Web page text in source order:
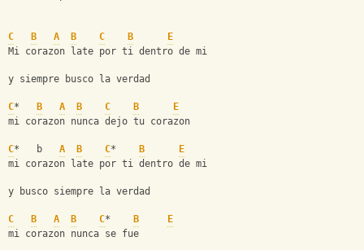
C B A B C B
E
Mi corazon late por ti dentro de mi
y siempre busco la verdad
C* B A B C B
E
mi corazon nunca dejo tu corazon
C*   b A B C* B
E
mi corazon late por ti dentro de mi
y busco siempre la verdad
C B A B C* B
E
mi corazon nunca se fue